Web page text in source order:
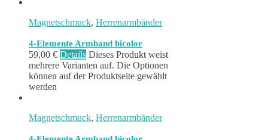
Magnetschmuck, Herrenarmbänder
4-Elemente Armband bicolor
59,00 € Details Dieses Produkt weist
mehrere Varianten auf. Die Optionen
können auf der Produktseite gewählt
werden
Magnetschmuck, Herrenarmbänder